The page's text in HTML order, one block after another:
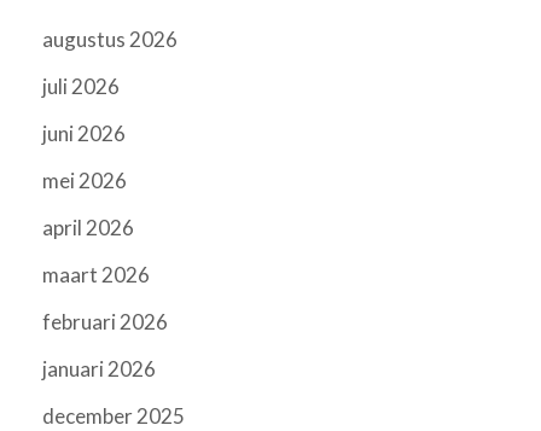
augustus 2026
juli 2026
juni 2026
mei 2026
april 2026
maart 2026
februari 2026
januari 2026
december 2025